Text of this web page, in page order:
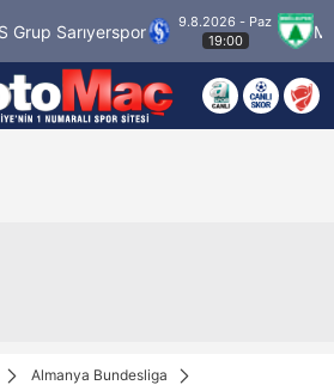
Sarıyerspor
9.8.2026 - Paz
19:00
Almanya Bundesliga